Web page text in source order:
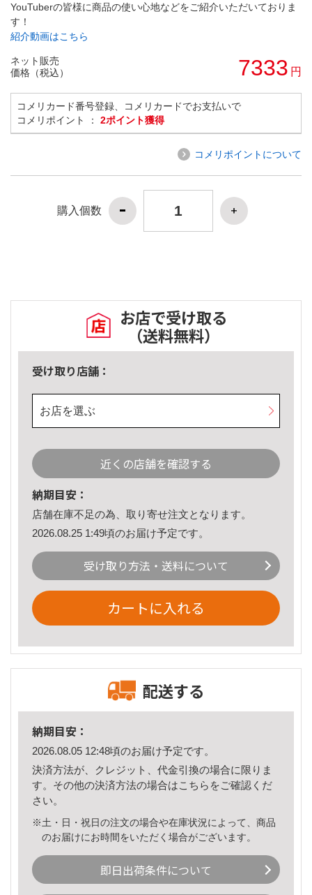
YouTuberの皆様に商品の使い心地などをご紹介いただいておりま
す！
紹介動画はこちら
ネット販売
価格（税込）
7333 円
コメリカード番号登録、コメリカードでお支払いで
コメリポイント ： 2ポイント獲得
コメリポイントについて
購入個数
お店で受け取る
（送料無料）
受け取り店舗：
お店を選ぶ
近くの店舗を確認する
納期目安：
店舗在庫不足の為、取り寄せ注文となります。
2026.08.25 1:49頃のお届け予定です。
受け取り方法・送料について
カートに入れる
配送する
納期目安：
2026.08.05 12:48頃のお届け予定です。
決済方法が、クレジット、代金引換の場合に限りま
す。その他の決済方法の場合はこちら をご確認くだ
さい。
※土・日・祝日の注文の場合や在庫状況によって、商品
のお届けにお時間をいただく場合がございます。
即日出荷条件について